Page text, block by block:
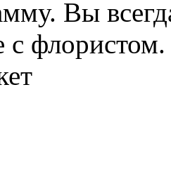
Вы
с флористом.